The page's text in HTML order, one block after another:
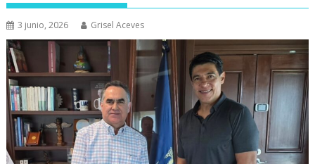
3 junio, 2026 Grisel Aceves